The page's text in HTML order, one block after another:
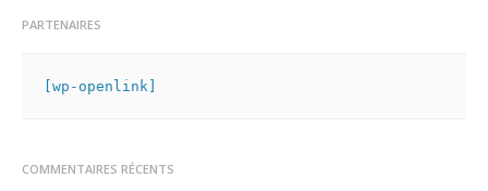
PARTENAIRES
[wp-openlink]
COMMENTAIRES RÉCENTS